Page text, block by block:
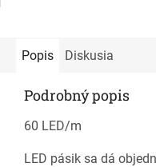
Popis Diskusia
Podrobný popis
60 LED/m
LED pásik sa dá